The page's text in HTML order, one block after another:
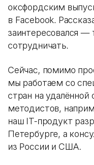
оксфордским
в Facebook.
заинтересовался —
сотрудничать.
Сейчас, помимо
мы работаем со
стран на
методистов,
наш IT-продукт
Петербурге, а
из России и США.